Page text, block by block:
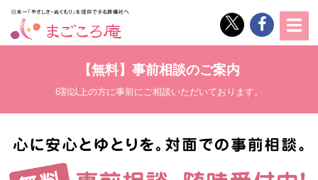
【無料】事前相談のご案内
6割以上の方に事前にご相談いただいております。